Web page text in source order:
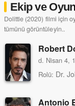
Ekip ve
Dolittle (2020) filmi için
tümünü görüntüleyin..
Robert
d. Nisan 4,
Rolü: Dr.
Antonio